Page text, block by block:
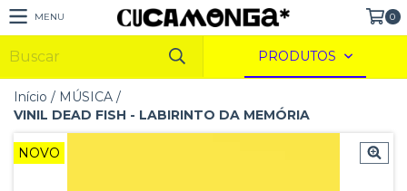
MENU 0
PRODUTOS
Início / MÚSICA /
VINIL DEAD FISH - LABIRINTO DA MEMÓRIA
NOVO